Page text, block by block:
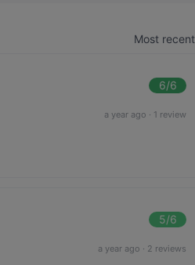
Most recent
6/6
a year ago · 1 review
5/6
a year ago · 2 reviews